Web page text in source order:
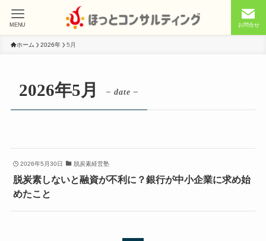
お問合せ
MENU
ホーム 2026年 5月
2026年5月 – date –
2026年5月30日 脱炭素経営塾
脱炭素しないと融資が不利に？銀行が中小企業に求め始
めたこと